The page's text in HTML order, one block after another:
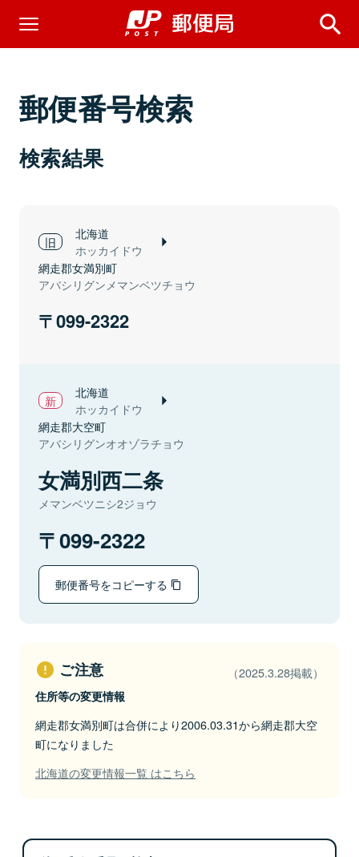
郵便番号検索
検索結果
北海道
ホッカイドウ
網走郡女満別町
アバシリグンメマンベツチョウ
099-2322
北海道
ホッカイドウ
網走郡大空町
アバシリグンオオゾラチョウ
女満別西二条
メマンベツニシ2ジョウ
099-2322
郵便番号をコピーする
ご注意 （2025.3.28掲載）
住所等の変更情報
網走郡女満別町は合併により2006.03.31から網走郡大空
町になりました
北海道の変更情報一覧 はこちら